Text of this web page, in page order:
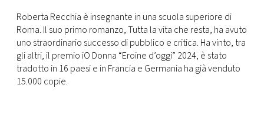
Roberta Recchia è insegnante in una scuola superiore di
Roma. Il suo primo romanzo, Tutta la vita che resta, ha avuto
uno straordinario successo di pubblico e critica. Ha vinto, tra
gli altri, il premio iO Donna “Eroine d’oggi” 2024, è stato
tradotto in 16 paesi e in Francia e Germania ha già venduto
15.000 copie.